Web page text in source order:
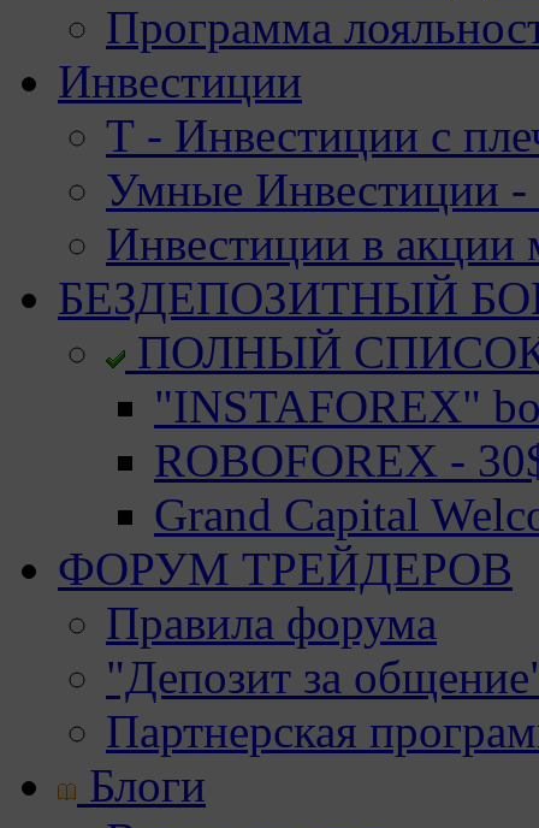
Программа
Инвестиции
Т - Инвестиции с
Умные Инвестиции -
Инвестиции в акции
БЕЗДЕПОЗИТНЫЙ
ПОЛНЫЙ
"INSTAFOREX"
ROBOFOREX -
Grand Capital
ФОРУМ ТРЕЙДЕРОВ
Правила форума
"Депозит за
Партнерская
Блоги